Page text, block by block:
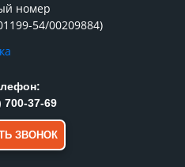
номер
54/00209884)
700-37-69
ЗВОНОК